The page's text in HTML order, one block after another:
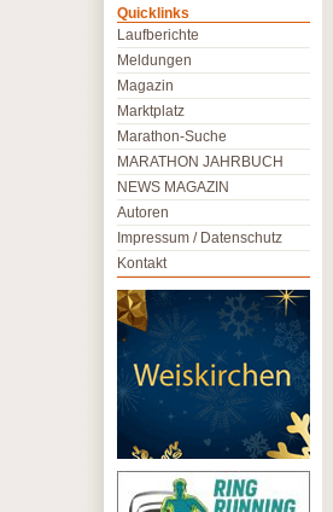
Quicklinks
Laufberichte
Meldungen
Magazin
Marktplatz
Marathon-Suche
MARATHON JAHRBUCH
NEWS MAGAZIN
Autoren
Impressum / Datenschutz
Kontakt